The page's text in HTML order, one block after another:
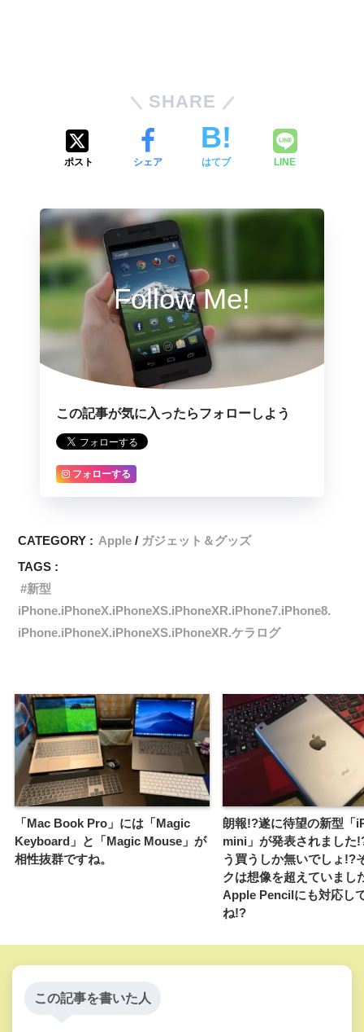
SHARE
ポスト シェア はてブ LINE
Follow Me!
この記事が気に入ったらフォローしよう
フォローする
CATEGORY : Apple
ガジェット＆グッズ
TAGS :
新型
iPhone.iPhoneX.iPhoneXS.iPhoneXR.iPhone7.iPhone8.
iPhone.iPhoneX.iPhoneXS.iPhoneXR.ケラログ
「Mac Book Pro」には「Magic
Keyboard」と「Magic Mouse」が
相性抜群ですね。
朗報!?遂に待望の新型「
mini」が発表されました
う買うしか無いでしょ!?
クは想像を超えていまし
Apple Pencilにも対応し
ね!?
この記事を書いた人